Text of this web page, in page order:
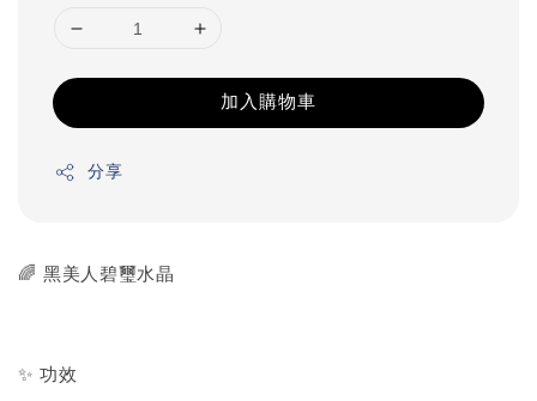
加入購物車
分享
🌈 黑美人碧璽水晶
✨ 功效